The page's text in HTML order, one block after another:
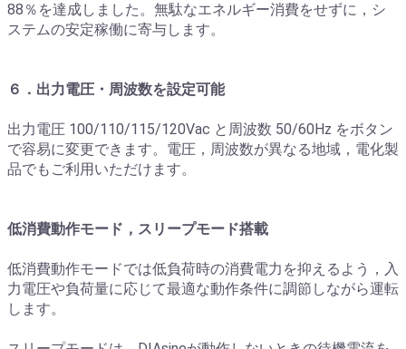
88％を達成しました。無駄なエネルギー消費をせずに，シ
ステムの安定稼働に寄与します。
６．出力電圧・周波数を設定可能
出力電圧 100/110/115/120Vac と周波数 50/60Hz をボタン
で容易に変更できます。電圧，周波数が異なる地域，電化製
品でもご利用いただけます。
低消費動作モード，スリープモード搭載
低消費動作モードでは低負荷時の消費電力を抑えるよう，入
力電圧や負荷量に応じて最適な動作条件に調節しながら運転
します。